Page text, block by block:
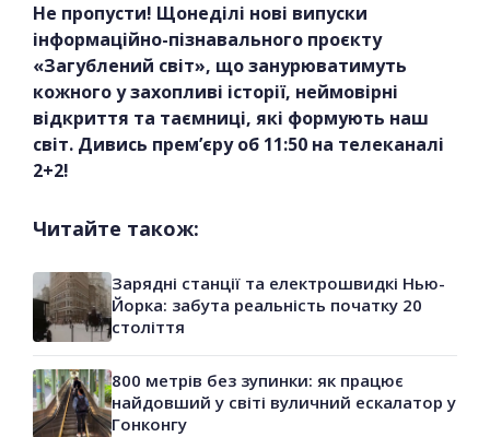
Не пропусти! Щонеділі нові випуски
інформаційно-пізнавального проєкту
«Загублений світ», що занурюватимуть
кожного у захопливі історії, неймовірні
відкриття та таємниці, які формують наш
світ. Дивись прем’єру об 11:50 на телеканалі
2+2!
Читайте також:
Зарядні станції та електрошвидкі Нью-
Йорка: забута реальність початку 20
століття
800 метрів без зупинки: як працює
найдовший у світі вуличний ескалатор у
Гонконгу